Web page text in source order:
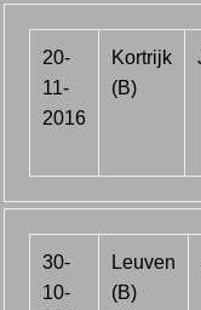
20-
11-
2016
Kortrijk
(B)
30-
10-
Leuven
(B)